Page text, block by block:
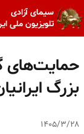
سیمای آزادی
تلویزیون ملی
حمایت‌های
بزرگ
۱۴۰۵/۳/۲۸